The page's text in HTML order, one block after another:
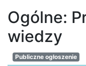
Ogólne:
wiedzy
Publiczne ogłoszenie